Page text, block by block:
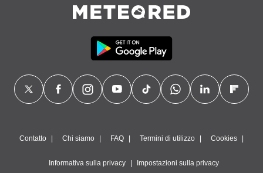
Contatto Chi siamo FAQ Termini di utilizzo Cookies
Informativa sulla privacy Impostazioni sulla privacy